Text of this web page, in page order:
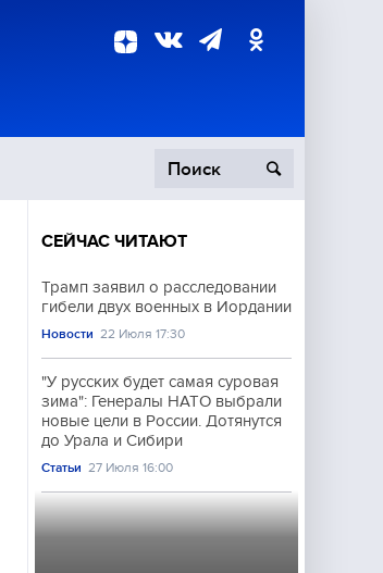
СЕЙЧАС ЧИТАЮТ
Трамп заявил о расследовании
гибели двух военных в Иордании
Новости 22 Июля 17:30
"У русских будет самая суровая
зима": Генералы НАТО выбрали
новые цели в России. Дотянутся
до Урала и Сибири
Статьи 27 Июля 16:00